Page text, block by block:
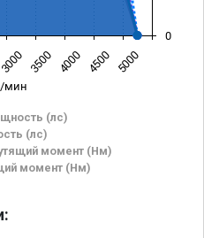
мин
(лс)
(лс)
момент (Нм)
момент (Нм)
3000 3500 4000 4500 5000
0